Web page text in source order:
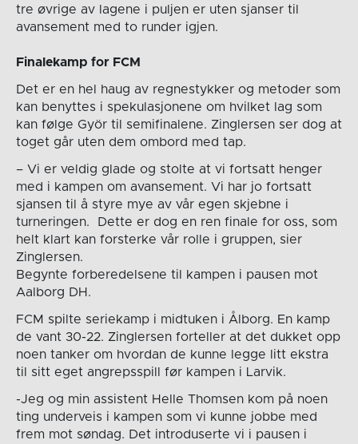
tre øvrige av lagene i puljen er uten sjanser til
avansement med to runder igjen.
Finalekamp for FCM
Det er en hel haug av regnestykker og metoder som
kan benyttes i spekulasjonene om hvilket lag som
kan følge Györ til semifinalene. Zinglersen ser dog at
toget går uten dem ombord med tap.
– Vi er veldig glade og stolte at vi fortsatt henger
med i kampen om avansement. Vi har jo fortsatt
sjansen til å styre mye av vår egen skjebne i
turneringen. Dette er dog en ren finale for oss, som
helt klart kan forsterke vår rolle i gruppen, sier
Zinglersen.
Begynte forberedelsene til kampen i pausen mot
Aalborg DH.
FCM spilte seriekamp i midtuken i Ålborg. En kamp
de vant 30-22. Zinglersen forteller at det dukket opp
noen tanker om hvordan de kunne legge litt ekstra
til sitt eget angrepsspill før kampen i Larvik.
-Jeg og min assistent Helle Thomsen kom på noen
ting underveis i kampen som vi kunne jobbe med
frem mot søndag. Det introduserte vi i pausen i